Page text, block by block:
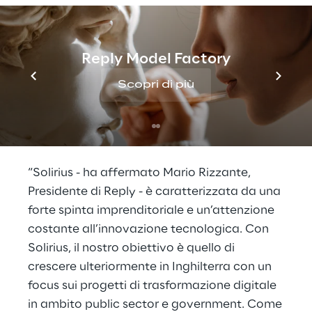
Reply Model Factory
Scopri di più
L'investimento in Solirius rientra nella
strategia di crescita internazionale di Reply,
in particolare nel Regno Unito, dove Reply,
con uffici a Londra e Manchester, annovera
tra i propri clienti la maggior parte dei
principali gruppi nei settori retail, dei servizi
finanziari e dei trasporti.
“Solirius - ha affermato Mario Rizzante,
Presidente di Reply - è caratterizzata da una
forte spinta imprenditoriale e un’attenzione
costante all’innovazione tecnologica. Con
Solirius, il nostro obiettivo è quello di
crescere ulteriormente in Inghilterra con un
focus sui progetti di trasformazione digitale
in ambito public sector e government. Come